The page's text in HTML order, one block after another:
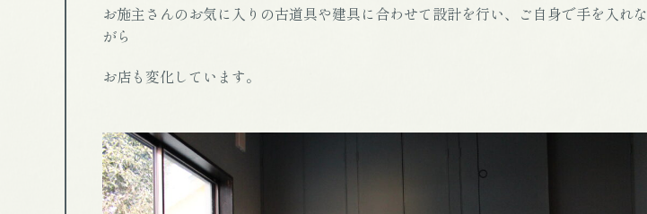
お施主さんのお気に入りの古道具や建具に合わせて設計を行い、ご自身で手を入れな
がら
お店も変化しています。